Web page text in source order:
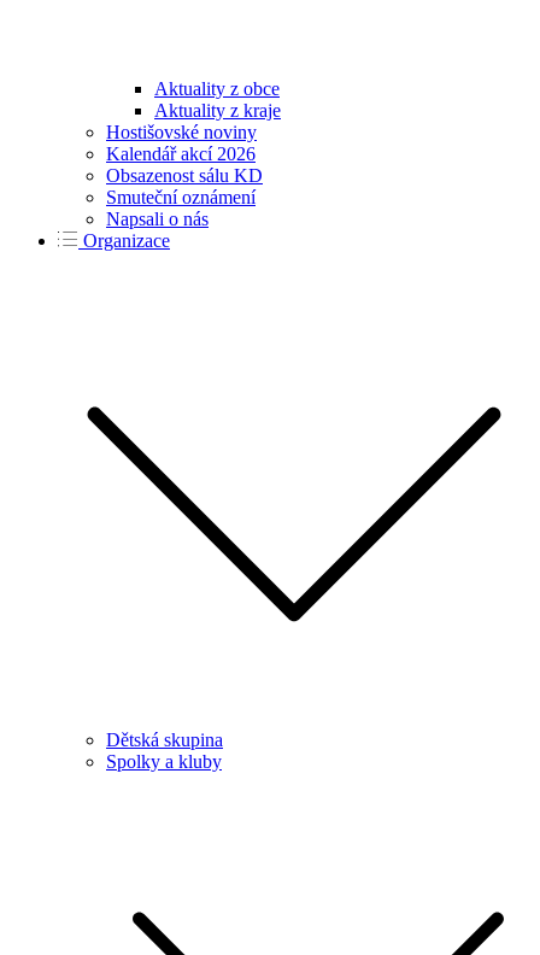
Aktuality z obce
Aktuality z kraje
Hostišovské noviny
Kalendář akcí 2026
Obsazenost sálu KD
Smuteční oznámení
Napsali o nás
Organizace
Dětská skupina
Spolky a kluby